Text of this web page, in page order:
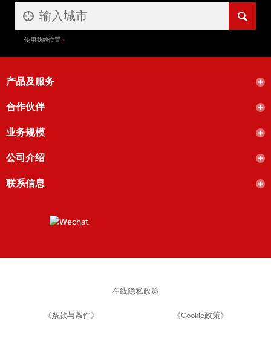
使用我的位置
产品及服务
合作伙伴
业务规模
公司介绍
联系信息
在线隐私政策
《条款与条件》 《Cookie政策》